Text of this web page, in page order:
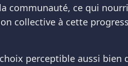
communauté, ce qui
collective à cette
perceptible aussi bien